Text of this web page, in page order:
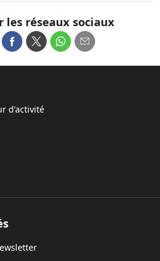
les réseaux sociaux
d'activité